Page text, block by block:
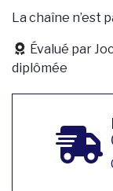
La chaîne n’est
Évalué par
diplômée